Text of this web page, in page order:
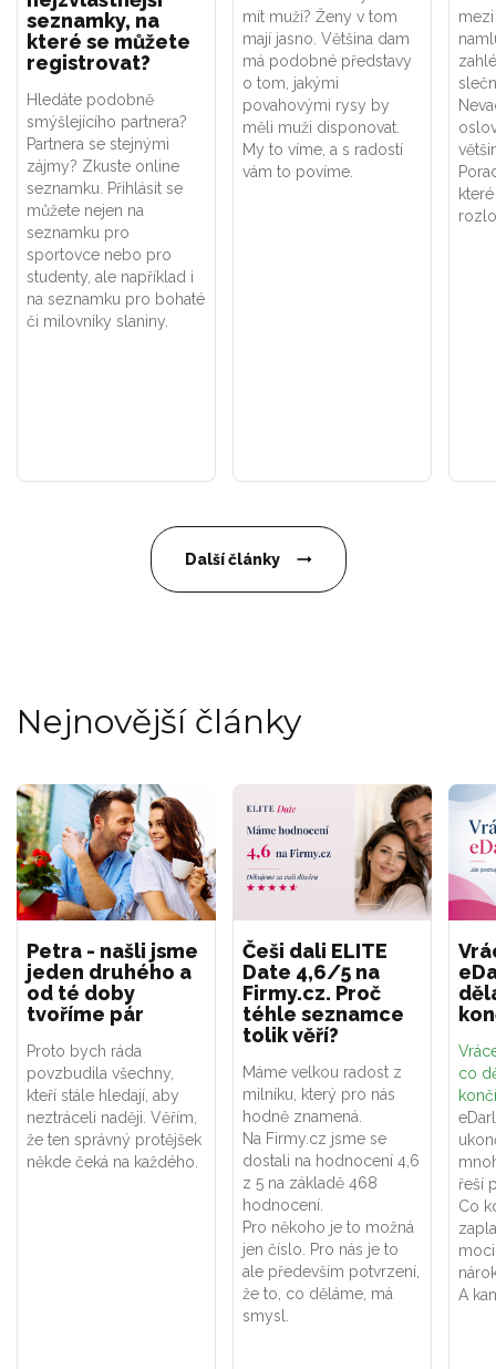
seznamky, na
které se můžete
registrovat?
Hledáte podobně
smýšlejícího partnera?
Partnera se stejnými
zájmy? Zkuste online
seznamku. Přihlásit se
můžete nejen na
seznamku pro
sportovce nebo pro
studenty, ale například i
na seznamku pro bohaté
či milovníky slaniny.
mít muži? Ženy v tom
mají jasno. Většina dam
má podobné představy
o tom, jakými
povahovými rysy by
měli muži disponovat.
My to víme, a s radostí
vám to povíme.
Další články
Nejnovější články
Petra - našli jsme
jeden druhého a
od té doby
tvoříme pár
Proto bych ráda
povzbudila všechny,
kteří stále hledají, aby
neztráceli naději. Věřím,
že ten správný protějšek
někde čeká na každého.
Češi dali ELITE
Date 4,6/5 na
Firmy.cz. Proč
téhle seznamce
tolik věří?
Máme velkou radost z
milníku, který pro nás
hodně znamená.
Na Firmy.cz jsme se
dostali na hodnocení 4,6
z 5 na základě 468
hodnocení.
Pro někoho je to možná
jen číslo. Pro nás je to
ale především potvrzení,
že to, co děláme, má
smysl.
co
řeší
Co
A